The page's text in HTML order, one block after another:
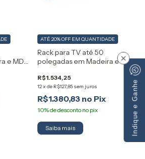
e MDF
Rack para TV até 50
polegadas em Madeira e MDF
R$1.534,25
12x de R$127,85 sem juros
ATÉ 20% OFF EM QUANTIDADE
R$1.380,83 Indique e Ganhe
×